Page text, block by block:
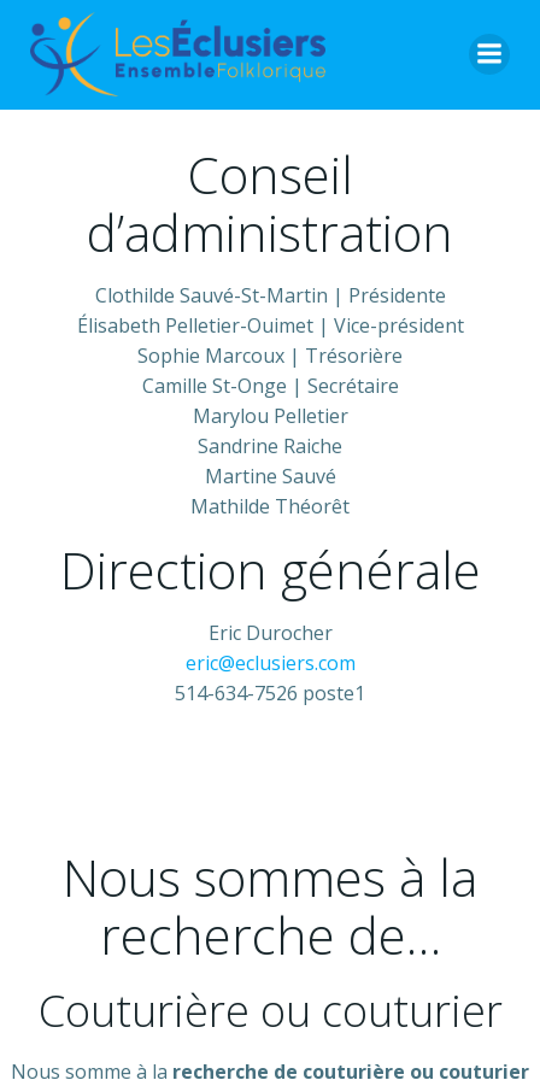
au
contenu
Conseil
d’administration
Clothilde Sauvé-St-Martin | Présidente
Élisabeth Pelletier-Ouimet | Vice-président
Sophie Marcoux | Trésorière
Camille St-Onge | Secrétaire
Marylou Pelletier
Sandrine Raiche
Martine Sauvé
Mathilde Théorêt
Direction générale
Eric Durocher
eric@eclusiers.com
514-634-7526 poste1
Nous sommes à la
recherche de…
Couturière ou couturier
Nous somme à la recherche de couturière ou couturier